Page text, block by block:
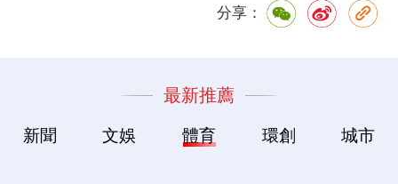
分享：
最新推薦
新聞 文娛 體育 環創 城市